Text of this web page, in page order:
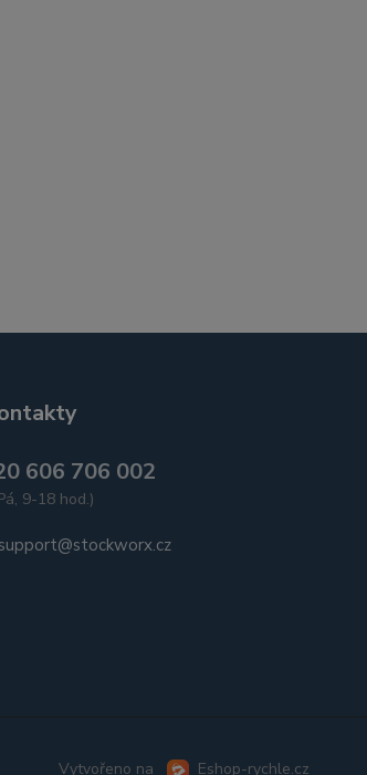
606 706 002
9-18 hod.)
support@stockworx.cz
Vytvořeno na Eshop-rychle.cz